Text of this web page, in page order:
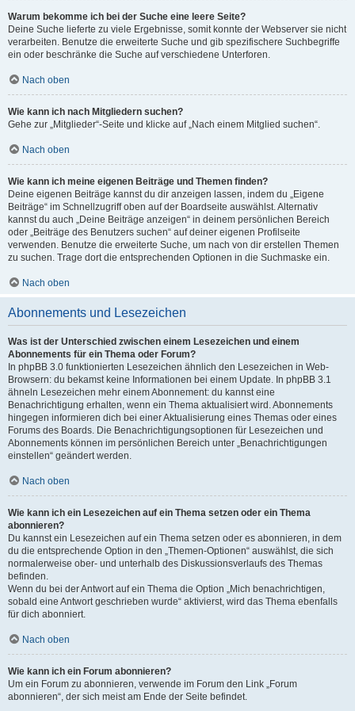
Warum bekomme ich bei der Suche eine leere Seite?
Deine Suche lieferte zu viele Ergebnisse, somit konnte der Webserver sie nicht
verarbeiten. Benutze die erweiterte Suche und gib spezifischere Suchbegriffe
ein oder beschränke die Suche auf verschiedene Unterforen.
Nach oben
Wie kann ich nach Mitgliedern suchen?
Gehe zur „Mitglieder“-Seite und klicke auf „Nach einem Mitglied suchen“.
Nach oben
Wie kann ich meine eigenen Beiträge und Themen finden?
Deine eigenen Beiträge kannst du dir anzeigen lassen, indem du „Eigene
Beiträge“ im Schnellzugriff oben auf der Boardseite auswählst. Alternativ
kannst du auch „Deine Beiträge anzeigen“ in deinem persönlichen Bereich
oder „Beiträge des Benutzers suchen“ auf deiner eigenen Profilseite
verwenden. Benutze die erweiterte Suche, um nach von dir erstellen Themen
zu suchen. Trage dort die entsprechenden Optionen in die Suchmaske ein.
Nach oben
Abonnements und Lesezeichen
Was ist der Unterschied zwischen einem Lesezeichen und einem
Abonnements für ein Thema oder Forum?
In phpBB 3.0 funktionierten Lesezeichen ähnlich den Lesezeichen in Web-
Browsern: du bekamst keine Informationen bei einem Update. In phpBB 3.1
ähneln Lesezeichen mehr einem Abonnement: du kannst eine
Benachrichtigung erhalten, wenn ein Thema aktualisiert wird. Abonnements
hingegen informieren dich bei einer Aktualisierung eines Themas oder eines
Forums des Boards. Die Benachrichtigungsoptionen für Lesezeichen und
Abonnements können im persönlichen Bereich unter „Benachrichtigungen
einstellen“ geändert werden.
Nach oben
Wie kann ich ein Lesezeichen auf ein Thema setzen oder ein Thema
abonnieren?
Du kannst ein Lesezeichen auf ein Thema setzen oder es abonnieren, in dem
du die entsprechende Option in den „Themen-Optionen“ auswählst, die sich
normalerweise ober- und unterhalb des Diskussionsverlaufs des Themas
befinden.
Wenn du bei der Antwort auf ein Thema die Option „Mich benachrichtigen,
sobald eine Antwort geschrieben wurde“ aktivierst, wird das Thema ebenfalls
für dich abonniert.
Nach oben
Wie kann ich ein Forum abonnieren?
Um ein Forum zu abonnieren, verwende im Forum den Link „Forum
abonnieren“, der sich meist am Ende der Seite befindet.